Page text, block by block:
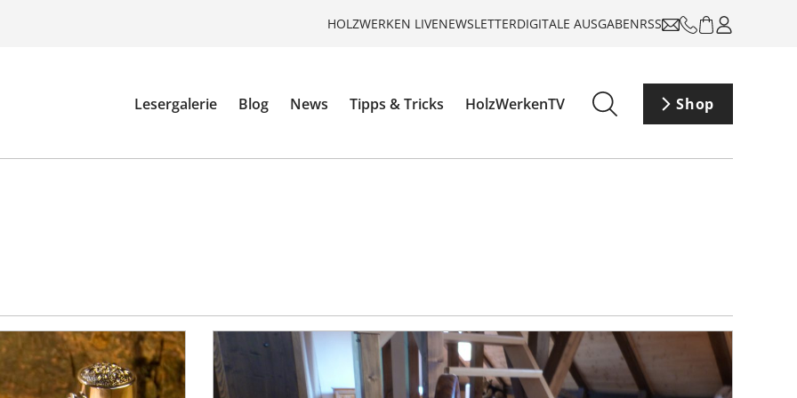
HOLZWERKEN LIVENEWSLETTERDIGITALE AUSGABENRSS
Lesergalerie Blog News Tipps & Tricks HolzWerkenTV Shop